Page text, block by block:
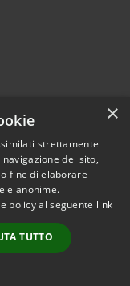
© 2026 • Comune di
• Powered by
•
Accesso
redazione
×
strettamente
del sito,
fine di elaborare
e anonime.
policy al seguente link
TUTTO